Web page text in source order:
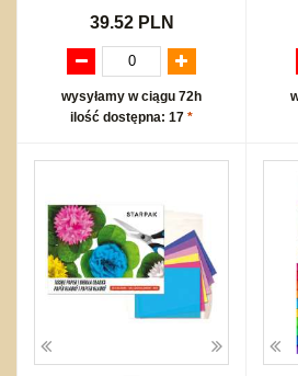
39.52 PLN
wysyłamy w ciągu 72h
ilość dostępna: 17 *